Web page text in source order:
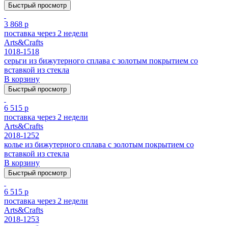
Быстрый просмотр
3 868 р
поставка через 2 недели
Arts&Crafts
1018-1518
серьги из бижутерного сплава с золотым покрытием cо
вставкой из стекла
В корзину
Быстрый просмотр
6 515 р
поставка через 2 недели
Arts&Crafts
2018-1252
колье из бижутерного сплава с золотым покрытием cо
вставкой из стекла
В корзину
Быстрый просмотр
6 515 р
поставка через 2 недели
Arts&Crafts
2018-1253